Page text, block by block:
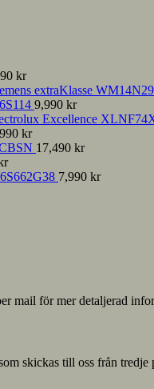
kr
extraKlasse
9,990 kr
Excellence
kr
17,490 kr
7,990 kr
mail för mer detaljerad
skickas till oss från